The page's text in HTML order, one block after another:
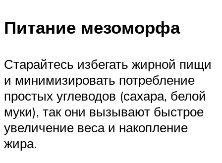
Питание мезоморфа
Старайтесь избегать жирной пищи
и минимизировать потребление
простых углеводов (сахара, белой
муки), так они вызывают быстрое
увеличение веса и накопление
жира.